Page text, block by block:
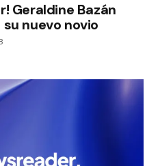
Geraldine Bazán
nuevo novio